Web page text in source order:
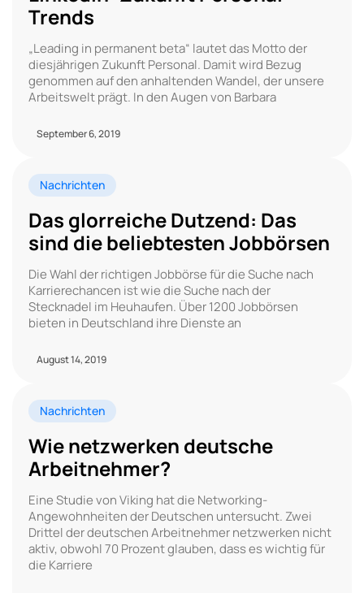
Trends
„Leading in permanent beta“ lautet das Motto der
diesjährigen Zukunft Personal. Damit wird Bezug
genommen auf den anhaltenden Wandel, der unsere
Arbeitswelt prägt. In den Augen von Barbara
September 6, 2019
Nachrichten
Das glorreiche Dutzend: Das
sind die beliebtesten Jobbörsen
Die Wahl der richtigen Jobbörse für die Suche nach
Karrierechancen ist wie die Suche nach der
Stecknadel im Heuhaufen. Über 1200 Jobbörsen
bieten in Deutschland ihre Dienste an
August 14, 2019
Nachrichten
Wie netzwerken deutsche
Arbeitnehmer?
Eine Studie von Viking hat die Networking-
Angewohnheiten der Deutschen untersucht. Zwei
Drittel der deutschen Arbeitnehmer netzwerken nicht
aktiv, obwohl 70 Prozent glauben, dass es wichtig für
die Karriere